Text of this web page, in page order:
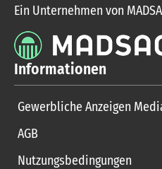
Ein Unternehmen von
Informationen
Gewerbliche Anzeigen
AGB
Nutzungsbedingungen